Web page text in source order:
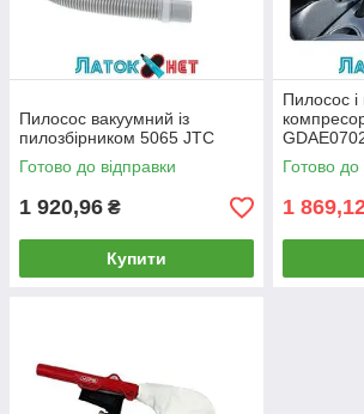
Пилосос вакуумний із
пилозбірником 5065 JTC
Готово до відправки
1 920,96 ₴
Купити
Пилосос і
Готово до
1